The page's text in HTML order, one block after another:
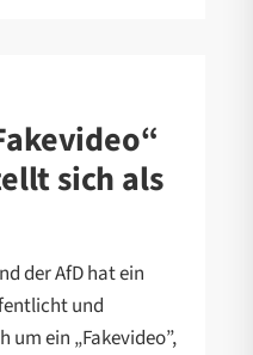
sich als
der AfD hat ein
und
um ein „Fakevideo”,